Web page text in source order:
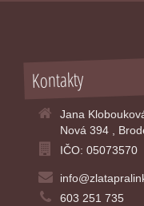
Kontakty
Jana
Nová 394 ,
IČO: 05073570
603 251 735